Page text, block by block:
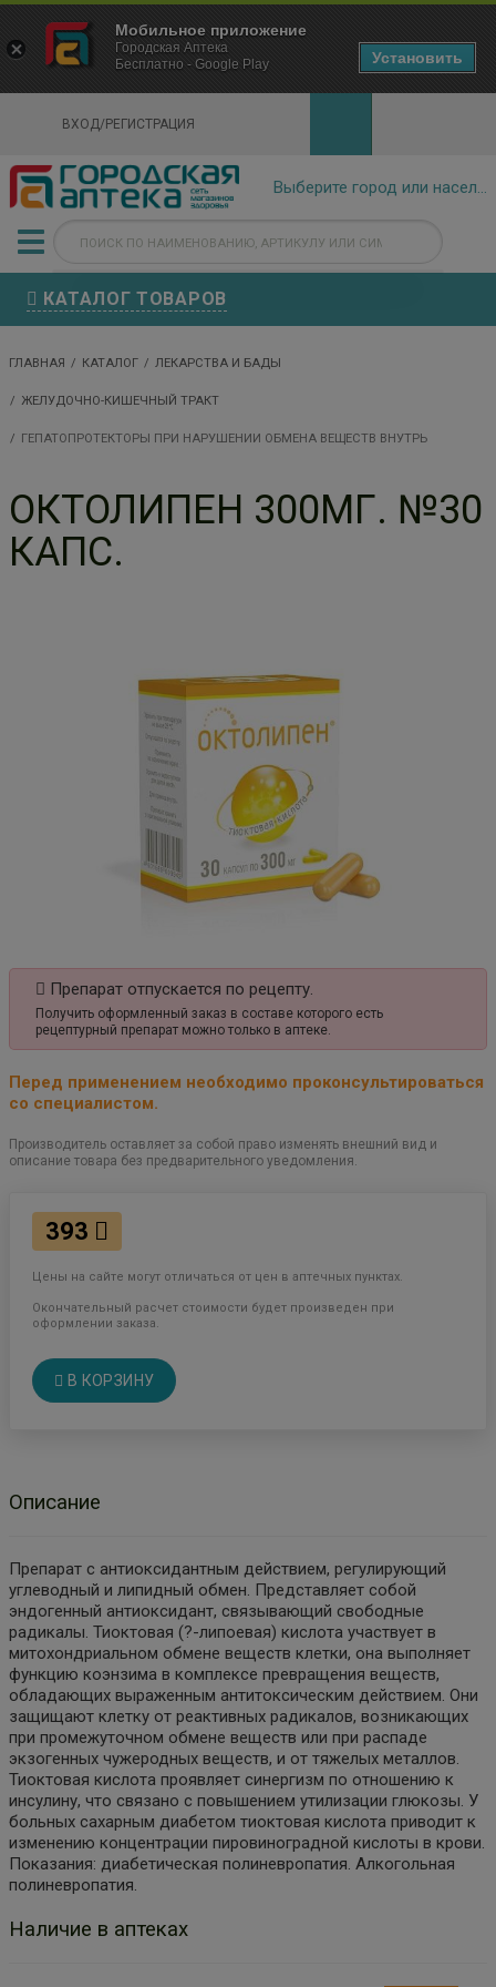
ВХОД/РЕГИСТРАЦИЯ
КАТАЛОГ ТОВАРОВ
ГЛАВНАЯ КАТАЛОГ ЛЕКАРСТВА И БАДЫ
ЖЕЛУДОЧНО-КИШЕЧНЫЙ ТРАКТ
ГЕПАТОПРОТЕКТОРЫ ПРИ НАРУШЕНИИ ОБМЕНА ВЕЩЕСТВ ВНУТРЬ
ОКТОЛИПЕН 300МГ. №30
КАПС.
Препарат отпускается по рецепту.
Получить оформленный заказ в составе которого есть
рецептурный препарат можно только в аптеке.
Перед применением необходимо проконсультироваться
со специалистом.
Производитель оставляет за собой право изменять внешний вид и
описание товара без предварительного уведомления.
393
Цены на сайте могут отличаться от цен в аптечных пунктах.
Окончательный расчет стоимости будет произведен при
оформлении заказа.
В КОРЗИНУ
Описание
Препарат с антиоксидантным действием, регулирующий
углеводный и липидный обмен. Представляет собой
эндогенный антиоксидант, связывающий свободные
радикалы. Тиоктовая (?-липоевая) кислота участвует в
митохондриальном обмене веществ клетки, она выполняет
функцию коэнзима в комплексе превращения веществ,
обладающих выраженным антитоксическим действием. Они
защищают клетку от реактивных радикалов, возникающих
при промежуточном обмене веществ или при распаде
экзогенных чужеродных веществ, и от тяжелых металлов.
Тиоктовая кислота проявляет синергизм по отношению к
инсулину, что связано с повышением утилизации глюкозы. У
больных сахарным диабетом тиоктовая кислота приводит к
изменению концентрации пировиноградной кислоты в крови.
Показания: диабетическая полиневропатия. Алкогольная
полиневропатия.
Наличие в аптеках
×
Городская Аптека Маркетплейс
- In Google Play
Мобильное приложение
Городская Аптека
Бесплатно - Google Play
Установить